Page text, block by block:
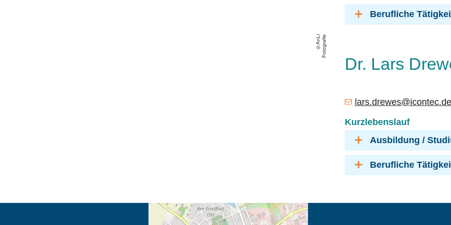
Berufliche
A
n
Li
F
o
t
o
g
r
a
fi e
Dr. Lars
lars.drewes@icontec.de
Kurzlebenslauf
Ausbildung /
Berufliche
Öffnet die Anfahrtsbeschreibung in neuem
Tab (Karte)